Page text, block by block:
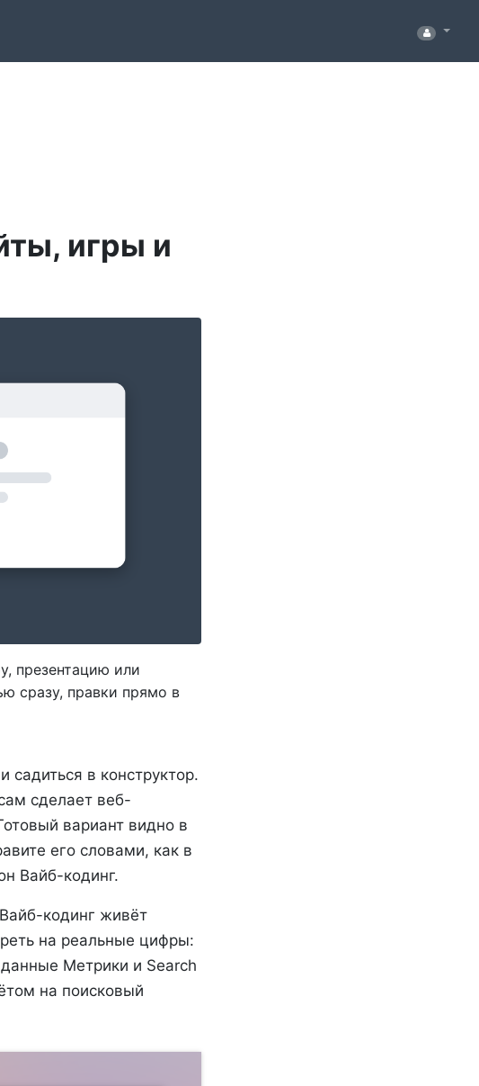
игры и
презентацию или
сразу, правки прямо в
садиться в конструктор.
сделает веб-
вариант видно в
его словами, как в
Вайб-кодинг.
кодинг живёт
на реальные цифры:
Метрики и Search
на поисковый